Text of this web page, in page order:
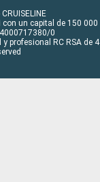
un capital de 150 000
0
profesional RC RSA de